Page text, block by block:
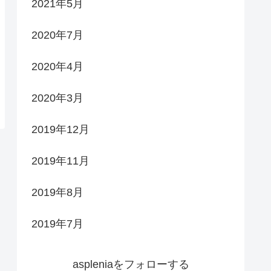
2021年5月
2020年7月
2020年4月
2020年3月
2019年12月
2019年11月
2019年8月
2019年7月
aspleniaをフォローする